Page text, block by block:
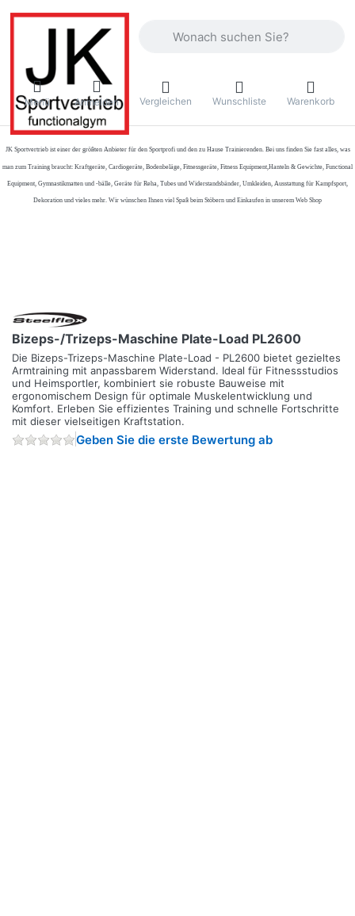
Menü Anmelden Vergleichen Wunschliste Warenkorb
JK Sportvertrieb ist einer der größten Anbieter für den Sportprofi und den zu Hause Trainierenden. Bei uns finden Sie fast alles, was
man zum Training braucht: Kraftgeräte, Cardiogeräte, Bodenbeläge, Fitnessgeräte, Fitness Equipment,Hanteln & Gewichte, Functional
Equipment, Gymnastikmatten und -bälle, Geräte für Reha, Tubes und Widerstandsbänder, Umkleiden, Ausstattung für Kampfsport,
Dekoration und vieles mehr. Wir wünschen Ihnen viel Spaß beim Stöbern und Einkaufen in unserem Web Shop
Bizeps-/Trizeps-Maschine Plate-Load PL2600
Die Bizeps-Trizeps-Maschine Plate-Load - PL2600 bietet gezieltes
Armtraining mit anpassbarem Widerstand. Ideal für Fitnessstudios
und Heimsportler, kombiniert sie robuste Bauweise mit
ergonomischem Design für optimale Muskelentwicklung und
Komfort. Erleben Sie effizientes Training und schnelle Fortschritte
mit dieser vielseitigen Kraftstation.
Geben Sie die erste Bewertung ab